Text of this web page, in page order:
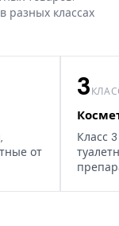
разных классах
от
3
Класс